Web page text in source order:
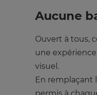
Aucune
Ouvert à tous,
une
visuel.
En remplaçant
settings.
language,
currency.